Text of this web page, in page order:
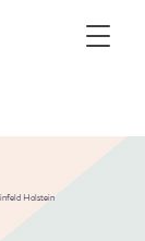
Holstein